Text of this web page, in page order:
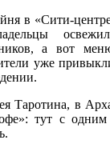
в «Сити-
а вот
уже
Таротина, в
тут с